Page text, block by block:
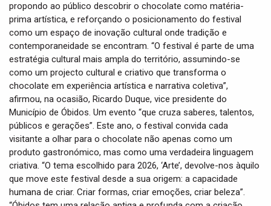
propondo ao público descobrir o chocolate como matéria-
prima artística, e reforçando o posicionamento do festival
como um espaço de inovação cultural onde tradição e
contemporaneidade se encontram. “O festival é parte de uma
estratégia cultural mais ampla do território, assumindo-se
como um projecto cultural e criativo que transforma o
chocolate em experiência artística e narrativa coletiva”,
afirmou, na ocasião, Ricardo Duque, vice presidente do
Município de Óbidos. Um evento “que cruza saberes, talentos,
públicos e gerações”. Este ano, o festival convida cada
visitante a olhar para o chocolate não apenas como um
produto gastronómico, mas como uma verdadeira linguagem
criativa. “O tema escolhido para 2026, ‘Arte’, devolve-nos àquilo
que move este festival desde a sua origem: a capacidade
humana de criar. Criar formas, criar emoções, criar beleza”.